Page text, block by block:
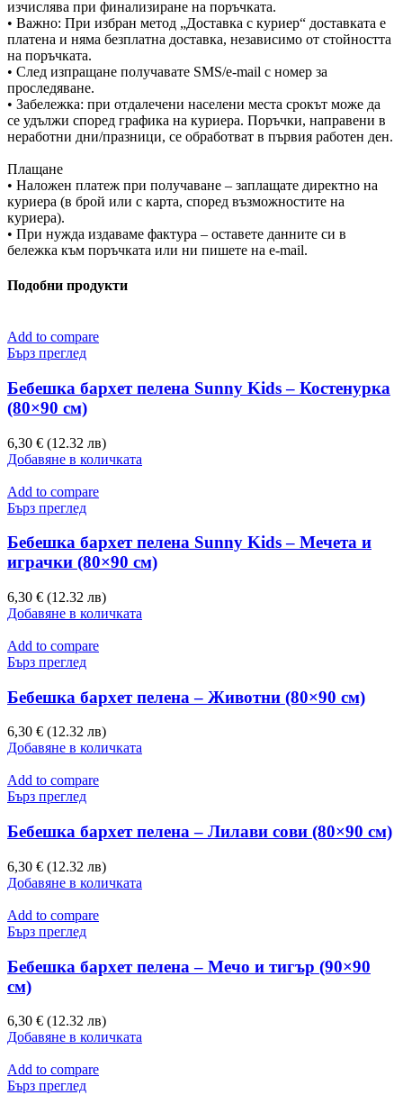
изчислява при финализиране на поръчката.
• Важно: При избран метод „Доставка с куриер“ доставката е
платена и няма безплатна доставка, независимо от стойността
на поръчката.
• След изпращане получавате SMS/e-mail с номер за
проследяване.
• Забележка: при отдалечени населени места срокът може да
се удължи според графика на куриера. Поръчки, направени в
неработни дни/празници, се обработват в първия работен ден.
Плащане
• Наложен платеж при получаване – заплащате директно на
куриера (в брой или с карта, според възможностите на
куриера).
• При нужда издаваме фактура – оставете данните си в
бележка към поръчката или ни пишете на e-mail.
Подобни продукти
Add to compare
Бърз преглед
Бебешка бархет пелена Sunny Kids – Костенурка
(80×90 см)
6,30 € (12.32 лв)
Добавяне в количката
Add to compare
Бърз преглед
Бебешка бархет пелена Sunny Kids – Мечета и
играчки (80×90 см)
6,30 € (12.32 лв)
Добавяне в количката
Add to compare
Бърз преглед
Бебешка бархет пелена – Животни (80×90 см)
6,30 € (12.32 лв)
Добавяне в количката
Add to compare
Бърз преглед
Бебешка бархет пелена – Лилави сови (80×90 см)
6,30 € (12.32 лв)
Добавяне в количката
Add to compare
Бърз преглед
Бебешка бархет пелена – Мечо и тигър (90×90
см)
6,30 € (12.32 лв)
Добавяне в количката
Add to compare
Бърз преглед